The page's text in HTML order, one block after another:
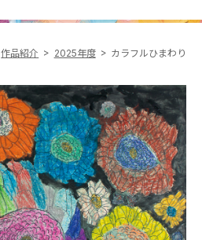
作品紹介 2025年度 カラフルひまわり